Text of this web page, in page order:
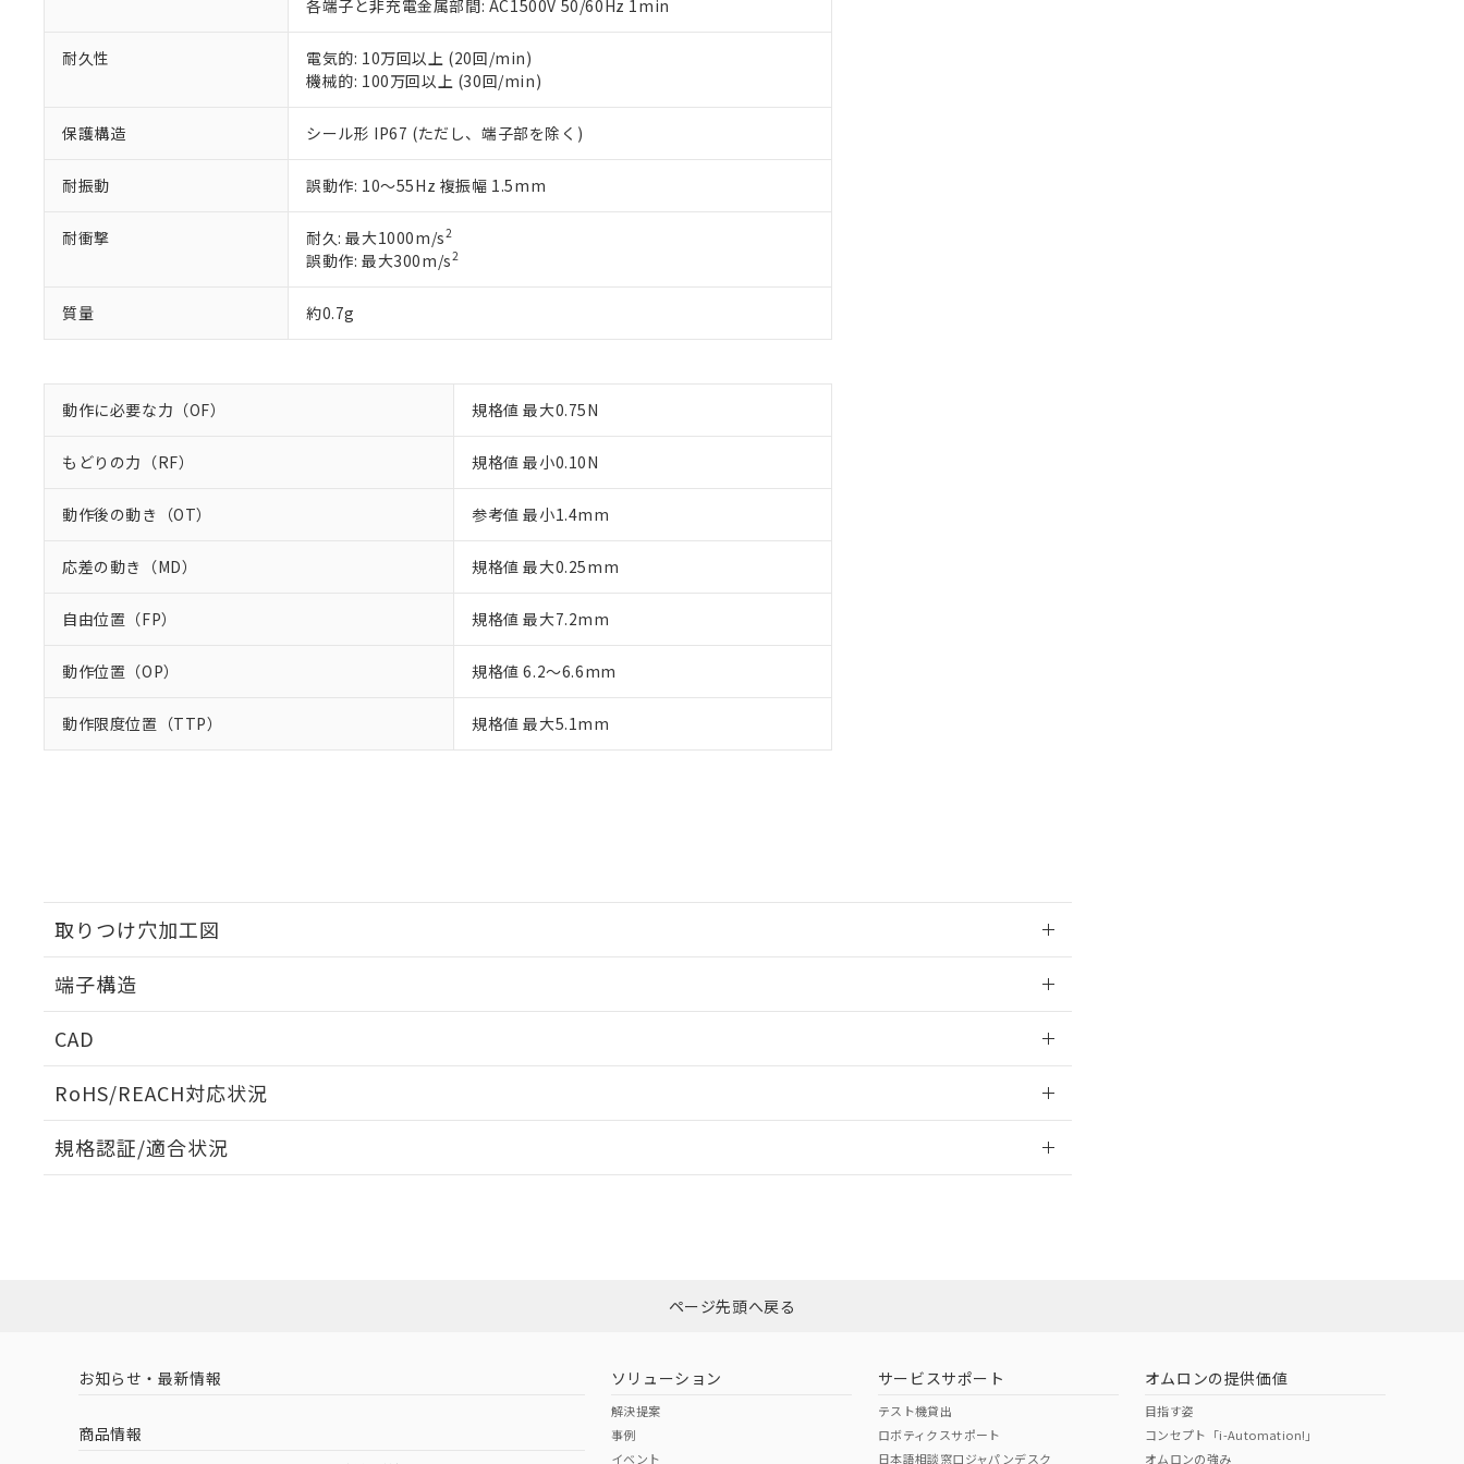
各端子と非充電金属部間: AC1500V 50/60Hz 1min
耐久性
電気的: 10万回以上 (20回/min)
機械的: 100万回以上 (30回/min)
保護構造 シール形 IP67 (ただし、端子部を除く)
耐振動 誤動作: 10～55Hz 複振幅 1.5mm
耐衝撃 耐久: 最大1000m/s2
誤動作: 最大300m/s2
質量 約0.7g
動作に必要な力（OF） 規格値 最大0.75N
もどりの力（RF） 規格値 最小0.10N
動作後の動き（OT） 参考値 最小1.4mm
応差の動き（MD） 規格値 最大0.25mm
自由位置（FP） 規格値 最大7.2mm
動作位置（OP） 規格値 6.2～6.6mm
動作限度位置（TTP） 規格値 最大5.1mm
取りつけ穴加工図
端子構造
CAD
RoHS/REACH対応状況
EU RoHS 注意事項・凡例
ダウンロードはこちら
中国 RoHS 注意事項・凡例
規格認証/適合状況
正式な納期状況および標準価格はお客様のお取引先、またはお客様担当のオムロン制御機器販売店・
当社販売員にご相談ください。
オムロン制御機器販売店や当社販売拠点は「
在庫状況および標準価格結果を当社の事前の承諾なく第三者に漏洩または開示しないようお願いしま
す。
マイパーツ機能（部品リスト作成サービス）をご利用いただくには、I-Webメンバーズにご登録され
お客様が当ウェブサイト上で当社にご登録された部品リストについて、当社および当社の共同利用者
が、当社の製品・サービスに関するお客様との取引・商談に必要な範囲で利用することをご了承くだ
※当社の共同利用者とは、
いる法人を指します。
※2 対応予定月
部品在庫の切り替え状況などにより、予定月が前後することがあります。
※3 非含有証明書ダウンロード
下記の非含有証明書をダウンロードすることができます。
EU RoHS指令（10物質）の非含有証明書
51物質の非含有証明書（当社基準）
※本証明書は発行日時点で非含有を証明するもので、過去に遡って非含有を証明するものではありません。
また、RoHS指令のフタル酸エステル類４物質の対応では、対応完了までの期間は出荷製品に未対応品が
既に当社にて対応品への在庫切替を完了していることから、特段のことがない限り、2022年1月12日よ
り割愛しております。
DEHP(フタル酸ビス(2-エチルヘキシル)) : 1000ppm
※2 環境保護使用期限
「ｅ」：有害物質（10物質）のすべてが基準値以下であることを示します。
「10」：通常の使用状況下において有害物質が外部に漏えいし、環境に深刻な影響を及ぼさない年数を意
味します。
「－」：未確認です。当社販売部門へお問い合わせください。
置等に一切使用いたしません。
また当社は、販売先および販売に係わる関係者が違法に輸出するおそれがある場合は、取り引きをい
たしません。
－
在庫なし(最新の在庫状況については、お客様のお取引先、またはお客様担当のオムロン制御
白
ページ先頭へ戻る
お知らせ・最新情報
商品情報
ソリューション
解決提案
事例
イベント
サービスサポート
テスト機貸出
ロボティクスサポート
日本語相談窓口ジャパンデスク
オムロンの提供価値
目指す姿
コンセプト「i-Automation!」
オムロンの強み